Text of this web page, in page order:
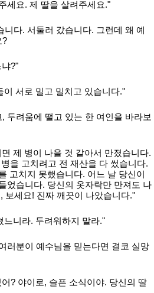
세요. 제 딸을 살려주세요."
다. 서둘러 갔습니다. 그런데 왜 예
?
?"
이 서로 밀고 밀치고 있습니다."
두려움에 떨고 있는 한 여인을 바라보
제 병이 나을 것 같아서 만졌습니다.
을 고치려고 전 재산을 다 썼습니다.
고치지 못했습니다. 어느 날 당신이
었습니다. 당신의 옷자락만 만져도 나
보세요! 진짜 깨끗이 나았습니다."
느니라. 두려워하지 말라."
러분이 예수님을 믿는다면 결코 실망
? 야이로, 슬픈 소식이야. 당신의 딸